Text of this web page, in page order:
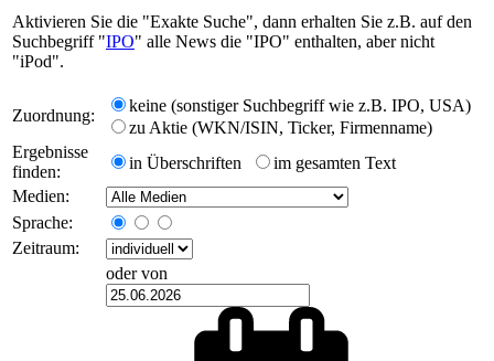
Aktivieren Sie die "Exakte Suche", dann erhalten Sie z.B. auf den
Suchbegriff "IPO" alle News die "IPO" enthalten, aber nicht
"iPod".
Zuordnung:
keine (sonstiger Suchbegriff wie z.B. IPO, USA)
zu Aktie (WKN/ISIN, Ticker, Firmenname)
Ergebnisse
finden:
in Überschriften
im gesamten Text
Medien:
Sprache:
Zeitraum:
oder von